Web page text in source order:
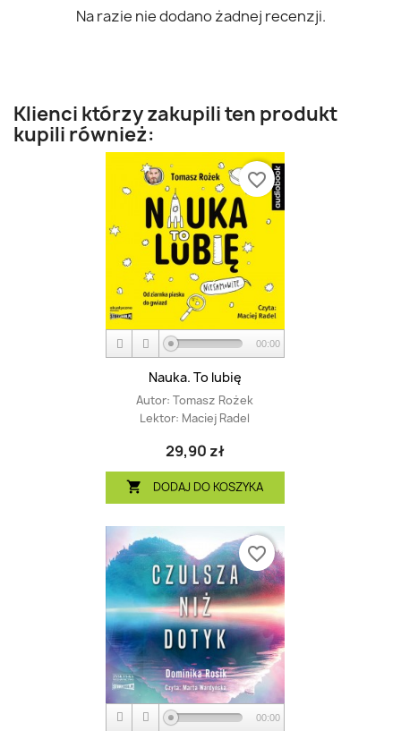
Na razie nie dodano żadnej recenzji.
Klienci którzy zakupili ten produkt
kupili również:
00:00
Nauka. To lubię
Autor: Tomasz Rożek
Lektor: Maciej Radel
29,90 zł
 DODAJ DO KOSZYKA
favorite_border
00:00
favorite_border